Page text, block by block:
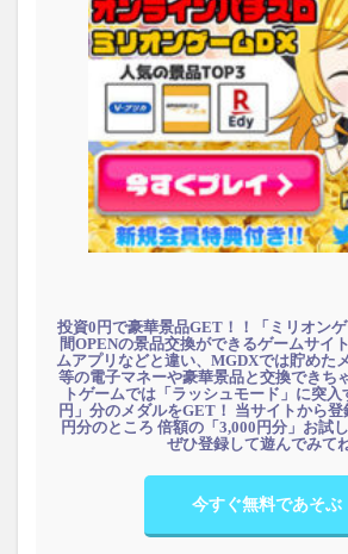
投資0円で豪華景品GET！！「ミリオン
間OPENの景品交換ができるゲームサイ
ムアプリなどと違い、MGDXでは貯めた
等の電子マネーや豪華景品と交換できち
トゲームでは「ラッシュモード」に突
円」分のメダルをGET！ 当サイトから登
円分のところ 倍額の「3,000円分」お試
ぜひ登録して遊んでみて
今すぐ無料であそぶ